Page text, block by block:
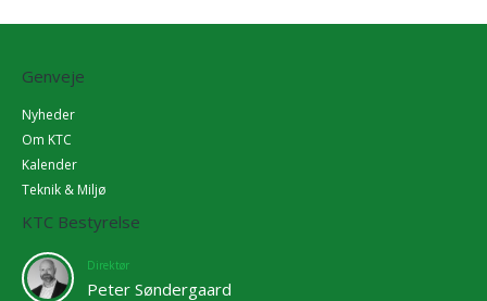
Genveje
Nyheder
Om KTC
Kalender
Teknik & Miljø
KTC Bestyrelse
Direktør
Peter Søndergaard